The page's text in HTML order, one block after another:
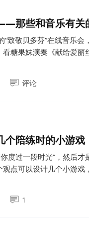
那些和音乐有关
致敬贝多芬”在线音乐
糖果妹演奏《献给爱
评论
陪练时的小游戏
度过一段时光”，然后
点可以设计几个小游
1